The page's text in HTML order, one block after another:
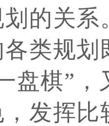
的关
类规
盘棋”
发挥